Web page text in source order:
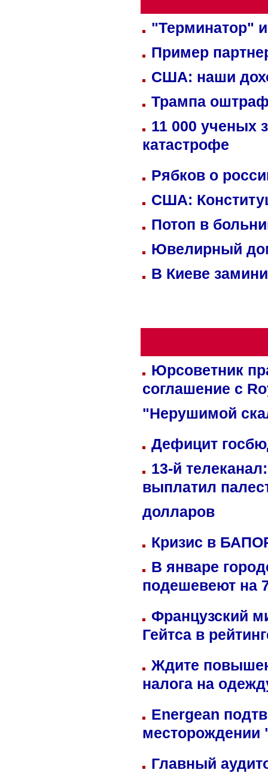
"Терминатор"
Пример
США: наши
Трампа
11 000 ученых
катастрофе
Рябков о
США:
Потоп в
Ювелирный
В Киеве
Юрсоветник
соглашение с
"Нерушимой
Дефицит
13-й
выплатил
долларов
Кризис в
В январе
подешевеют на
Французский
Гейтса в
Ждите
налога на
Energean
Главный